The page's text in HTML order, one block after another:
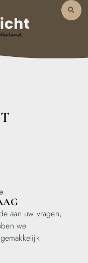
aan uw vragen,
we